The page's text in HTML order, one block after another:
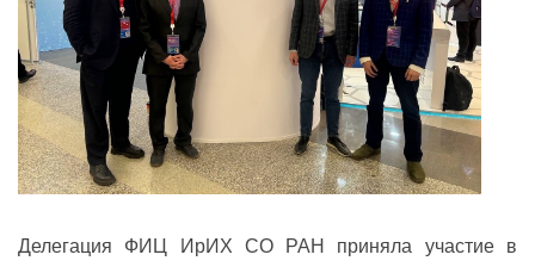
Делегация ФИЦ ИрИХ СО РАН приняла участие в